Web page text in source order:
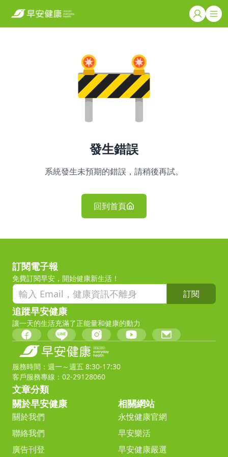
發生錯誤
系統發生未預期的錯誤，請稍後再試。
回到首頁
訂閱電子報
免費訂閱早安，開始健康新生活！
訂閱
追蹤早安健康
讓一天的生活充滿了正能量和健康的動力
服務時間：週一～週五 8:30-17:30
客戶服務專線：02-29128060
文章分類
關於早安健康
關於我們
聯絡我們
廣告刊登
相關網站
永悅健康官網
早安樂活
早安健康嚴選